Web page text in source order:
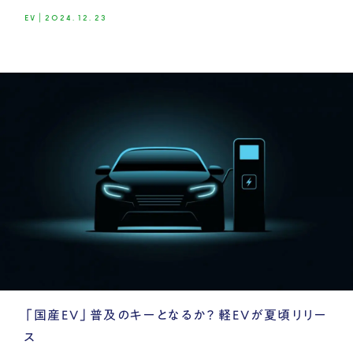
EV 2024.12.23
「国産EV」普及のキーとなるか？ 軽EVが夏頃リリー
ス